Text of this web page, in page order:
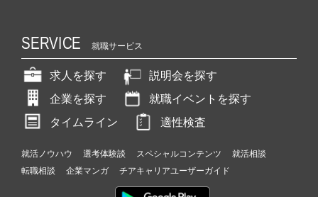
r）
SERVICE 就職サービス
求人を探す
説明会を探す
企業を探す
就職イベントを探す
タイムライン
適性検査
就活ノウハウ 選考体験談 スペシャルコンテンツ
就活相談
転職相談
企業マンガ チアキャリアユーザーガイド